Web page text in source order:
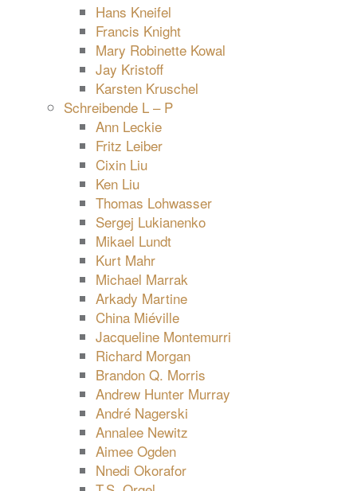
Hans Kneifel
Francis Knight
Mary Robinette Kowal
Jay Kristoff
Karsten Kruschel
Schreibende L – P
Ann Leckie
Fritz Leiber
Cixin Liu
Ken Liu
Thomas Lohwasser
Sergej Lukianenko
Mikael Lundt
Kurt Mahr
Michael Marrak
Arkady Martine
China Miéville
Jacqueline Montemurri
Richard Morgan
Brandon Q. Morris
Andrew Hunter Murray
André Nagerski
Annalee Newitz
Aimee Ogden
Nnedi Okorafor